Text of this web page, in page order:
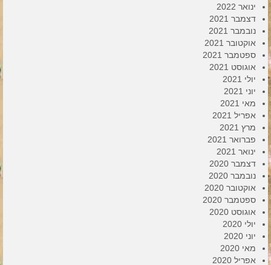
ינואר 2022
דצמבר 2021
נובמבר 2021
אוקטובר 2021
ספטמבר 2021
אוגוסט 2021
יולי 2021
יוני 2021
מאי 2021
אפריל 2021
מרץ 2021
פברואר 2021
ינואר 2021
דצמבר 2020
נובמבר 2020
אוקטובר 2020
ספטמבר 2020
אוגוסט 2020
יולי 2020
יוני 2020
מאי 2020
אפריל 2020